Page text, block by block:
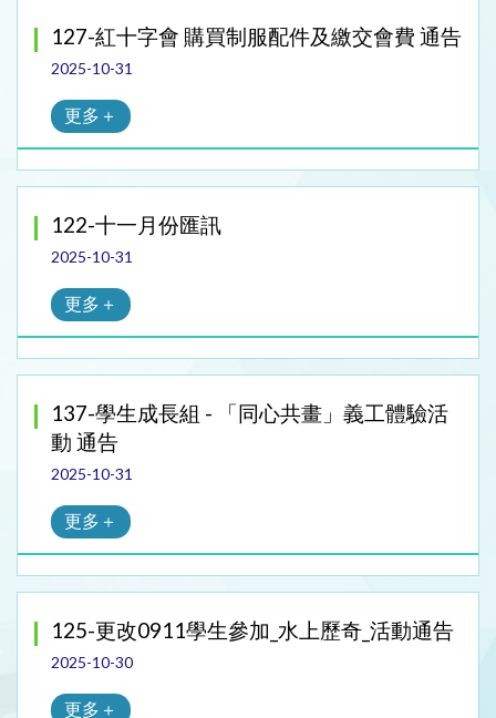
127-紅十字會 購買制服配件及繳交會費 通告
2025-10-31
更多＋
122-十一月份匯訊
2025-10-31
更多＋
137-學生成長組 - 「同心共畫」義工體驗活
動 通告
2025-10-31
更多＋
125-更改0911學生參加_水上歷奇_活動通告
2025-10-30
更多＋